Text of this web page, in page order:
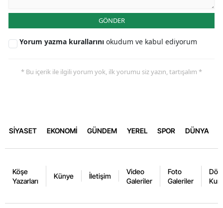
GÖNDER
Yorum yazma kurallarını okudum ve kabul ediyorum
* Bu içerik ile ilgili yorum yok, ilk yorumu siz yazın, tartışalım *
SİYASET EKONOMİ GÜNDEM YEREL SPOR DÜNYA
Köşe
Yazarları
Künye İletişim
Video
Galeriler
Foto
Galeriler